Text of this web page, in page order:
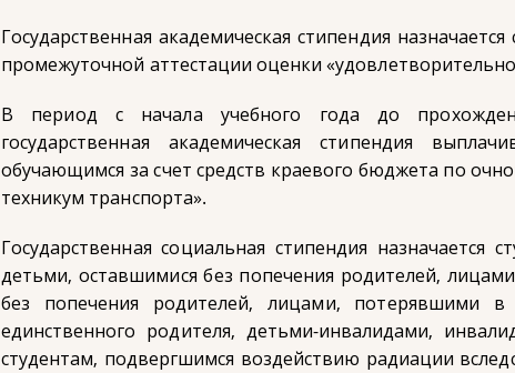
Государственная академическая стипендия
промежуточной аттестации оценки
В период с начала учебного года до
государственная академическая стипендия
обучающимся за счет средств краевого бюджета по
техникум транспорта».
Государственная социальная стипендия
детьми, оставшимися без попечения родителей,
без попечения родителей, лицами, потерявшими
единственного родителя, детьми-инвалидами,
студентам, подвергшимся воздействию радиации